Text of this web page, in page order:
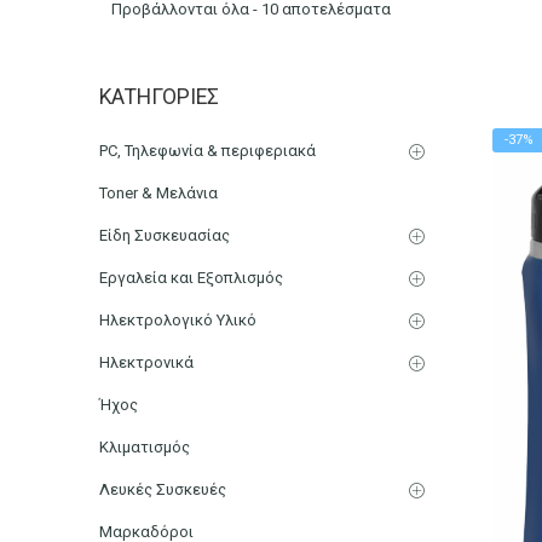
Προβάλλονται όλα - 10 αποτελέσματα
-37%
ΚΑΤΗΓΟΡΊΕΣ
PC, Τηλεφωνία & περιφεριακά
Toner & Μελάνια
Είδη Συσκευασίας
Εργαλεία και Εξοπλισμός
Ηλεκτρολογικό Υλικό
Ηλεκτρονικά
Ήχος
Κλιματισμός
Λευκές Συσκευές
Μαρκαδόροι